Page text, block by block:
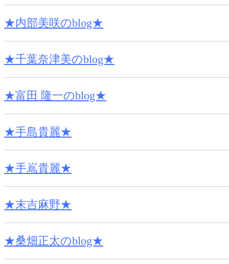
★内部美咲のblog★
★千葉奈津美のblog★
★富田 隆一のblog★
★手島貴麗★
★手嶌貴麗★
★末吉麻野★
★桑畑正太のblog★